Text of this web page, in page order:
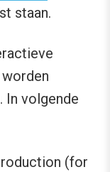
staan.
In volgende
(for